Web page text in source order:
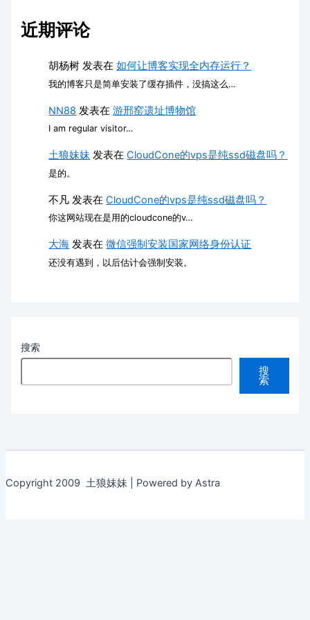
近期评论
胡杨树 发表在如何让博客实现全内存运行？
我的博客只是简单安装了缓存插件，没搞这么…
NN88 发表在游邢窑遗址博物馆
I am regular visitor…
土狼妹妹 发表在CloudCone的vps是纯ssd磁盘吗？
是的。
不凡 发表在CloudCone的vps是纯ssd磁盘吗？
你这网站现在是用的cloudcone的v…
大海 发表在微信强制安装国家网络身份认证
还没有遇到，以后估计会强制安装。
搜索
搜
索
Copyright 2009 土狼妹妹 | Powered by Astra